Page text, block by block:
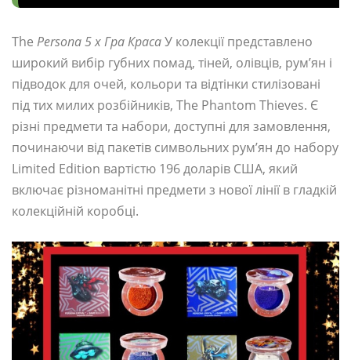
The Persona 5 x Гра КрасаУ колекції представлено
широкий вибір губних помад, тіней, олівців, рум’ян і
підводок для очей, кольори та відтінки стилізовані
під тих милих розбійників, The Phantom Thieves. Є
різні предмети та набори, доступні для замовлення,
починаючи від пакетів символьних рум’ян до набору
Limited Edition вартістю 196 доларів США, який
включає різноманітні предмети з нової лінії в гладкій
колекційній коробці.